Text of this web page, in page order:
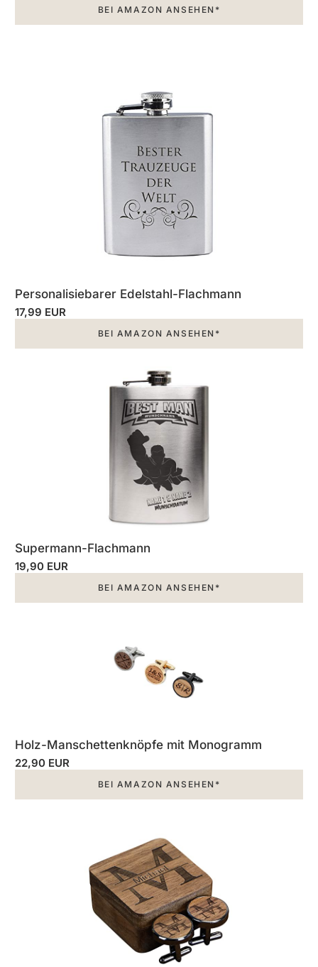
BEI AMAZON ANSEHEN*
Personalisiebarer Edelstahl-Flachmann
17,99 EUR
BEI AMAZON ANSEHEN*
Supermann-Flachmann
19,90 EUR
BEI AMAZON ANSEHEN*
Holz-Manschettenknöpfe mit Monogramm
22,90 EUR
BEI AMAZON ANSEHEN*